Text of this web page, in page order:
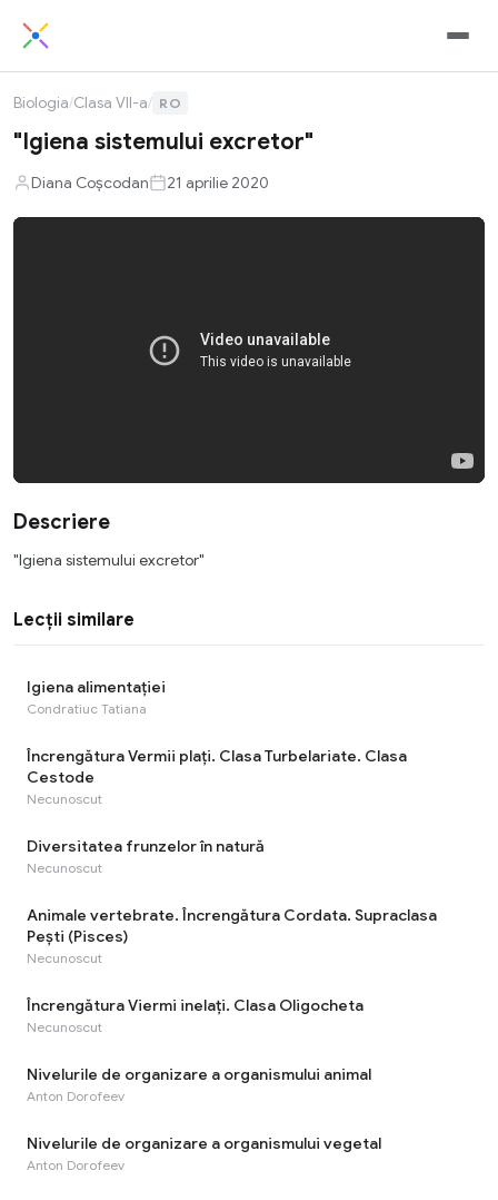
Biologia/Clasa VII-a/ RO
"Igiena sistemului excretor"
Diana Coșcodan 21 aprilie 2020
Descriere
"Igiena sistemului excretor"
Lecții similare
Igiena alimentației
Condratiuc Tatiana
Încrengătura Vermii plați. Clasa Turbelariate. Clasa
Cestode
Necunoscut
Diversitatea frunzelor în natură
Necunoscut
Animale vertebrate. Încrengătura Cordata. Supraclasa
Pești (Pisces)
Necunoscut
Încrengătura Viermi inelați. Clasa Oligocheta
Necunoscut
Nivelurile de organizare a organismului animal
Anton Dorofeev
Nivelurile de organizare a organismului vegetal
Anton Dorofeev